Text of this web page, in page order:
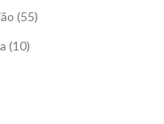
(55)
(10)